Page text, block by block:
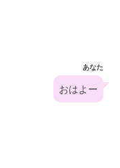
あなた
おはよー